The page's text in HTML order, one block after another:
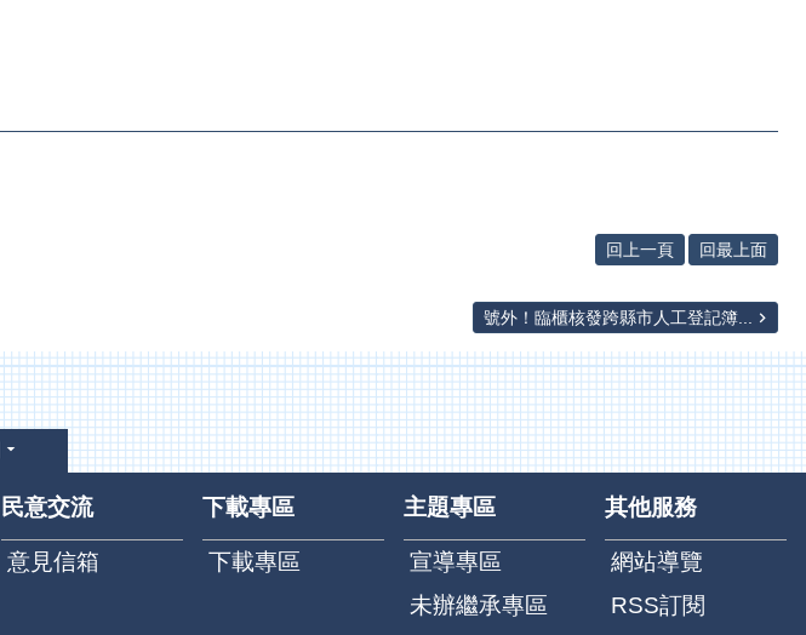
回上一頁 回最上面
號外！臨櫃核發跨縣市人工登記簿...
民意交流
意見信箱
下載專區
下載專區
主題專區
宣導專區
未辦繼承專區
其他服務
網站導覽
RSS訂閱